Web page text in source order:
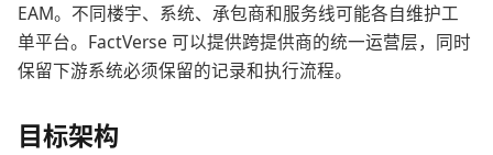
EAM。不同楼宇、系统、承包商和服务线可能各自维护工
单平台。FactVerse 可以提供跨提供商的统一运营层，同时
保留下游系统必须保留的记录和执行流程。
目标架构